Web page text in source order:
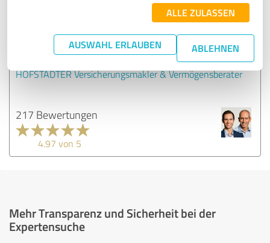
ALLE ZULASSEN
AUSWAHL ERLAUBEN ABLEHNEN
Erfahrungen zu weiteren
Anbietern aus dem Bereich
Versicherungsdienstleistungen
HOFSTÄDTER Versicherungsmakler & Vermögensberater
217 Bewertungen
4.97 von 5
Mehr Transparenz und Sicherheit bei der
Expertensuche